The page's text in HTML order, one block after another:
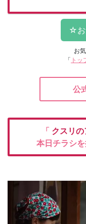
お
「 トッ
公
「 クスリ
本日チラシ